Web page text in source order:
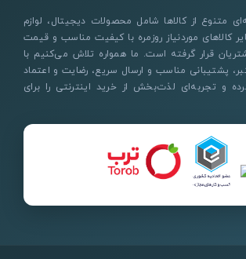
متنوع از کالاها شامل محصولات دیجیتال، لوازم
کالاهای موردنیاز روزمره با کیفیت مناسب و قیمت
قرار گرفته است. ما همواره تلاش می‌کنیم با
پشتیبانی مناسب و ارسال سریع، رضایت و اعتماد
و تجربه‌ای لذت‌بخش از خرید اینترنتی را برای